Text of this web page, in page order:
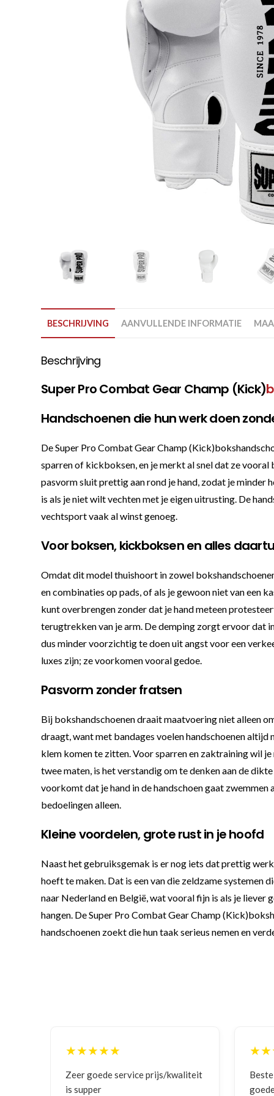
Voor
Bokszak
bokszak
Stoot-
BESCHRIJVING AANVULLENDE INFORMATIE
Beschrijving
Super Pro Combat Gear Champ (Kick)
Handschoenen die hun werk doen
De Super Pro Combat Gear Champ
sparren of kickboksen, en je merkt al snel dat ze
pasvorm sluit prettig aan rond je hand, zodat je minder
is als je niet wilt vechten met je eigen uitrusting. De
vechtsport vaak al winst genoeg.
Voor boksen, kickboksen en alles
Omdat dit model thuishoort in zowel
en combinaties op pads, of als je gewoon niet van een
kunt overbrengen zonder dat je hand meteen
terugtrekken van je arm. De demping zorgt ervoor dat
dus minder voorzichtig te doen uit angst voor een
luxes zijn; ze voorkomen vooral gedoe.
Pasvorm zonder fratsen
Bij bokshandschoenen draait maatvoering niet alleen
draagt, want met bandages voelen handschoenen
klem komen te zitten. Voor sparren en zaktraining wil
twee maten, is het verstandig om te denken aan de
voorkomt dat je hand in de handschoen gaat
bedoelingen alleen.
Kleine voordelen, grote rust in je hoofd
Naast het gebruiksgemak is er nog iets dat prettig
hoeft te maken. Dat is een van die zeldzame systemen
naar Nederland en België, wat vooral fijn is als je
hangen. De Super Pro Combat Gear Champ
handschoenen zoekt die hun taak serieus nemen en
service prijs/kwaliteit
Bestelling gedaan vanwege